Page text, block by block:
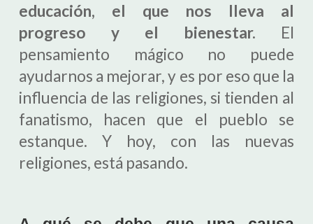
educación, el que nos lleva al
progreso y el bienestar. El
pensamiento mágico no puede
ayudarnos a mejorar, y es por eso que la
influencia de las religiones, si tienden al
fanatismo, hacen que el pueblo se
estanque. Y hoy, con las nuevas
religiones, está pasando.